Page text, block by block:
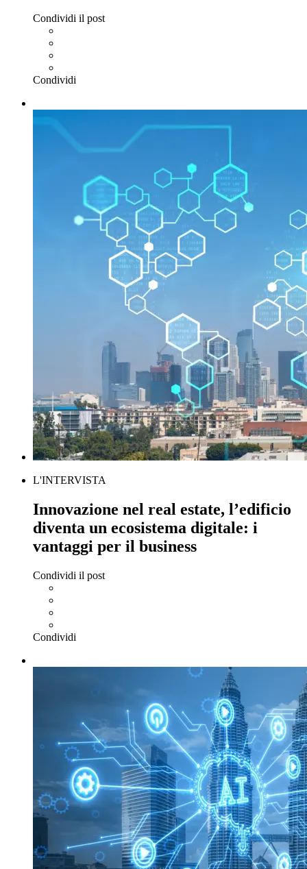
Condividi il post
Condividi
L'INTERVISTA
Innovazione nel real estate, l’edificio
diventa un ecosistema digitale: i
vantaggi per il business
Condividi il post
Condividi